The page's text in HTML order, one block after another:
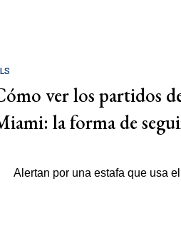
ver los partidos
la forma de